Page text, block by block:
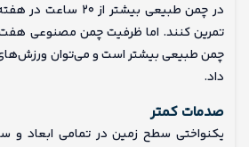
در چمن طبیعی بیشتر
تمرین کنند. اما ظرفیت چمن مصنوعی
چمن طبیعی بیشتر است و می‌توان ورزش‌های
داد.
صدمات کمتر
یکنواختی سطح زمین در تمامی ابعاد و